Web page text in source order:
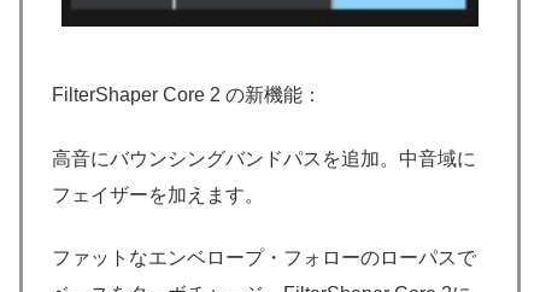
FilterShaper Core 2 の新機能：
高音にバウンシングバンドパスを追加。中音域に
フェイザーを加えます。
ファットなエンベロープ・フォローのローパスで